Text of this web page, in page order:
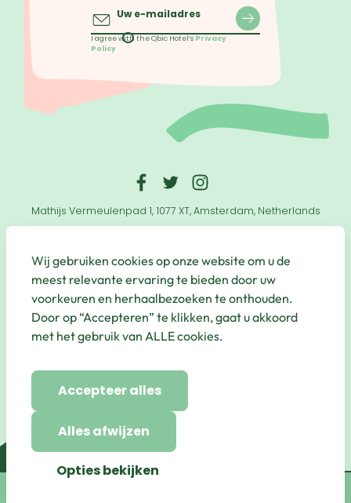
Uw e-mailadres
I agree with the Qbic Hotel’s Privacy
Policy
Mathijs Vermeulenpad 1, 1077 XT, Amsterdam, Netherlands
Website byUP Hotel Agency
Useful
Links
Wij gebruiken cookies op onze website om u de
meest relevante ervaring te bieden door uw
voorkeuren en herhaalbezoeken te onthouden.
Door op “Accepteren” te klikken, gaat u akkoord
met het gebruik van ALLE cookies.
Accepteer alles
Alles afwijzen
Opties bekijken